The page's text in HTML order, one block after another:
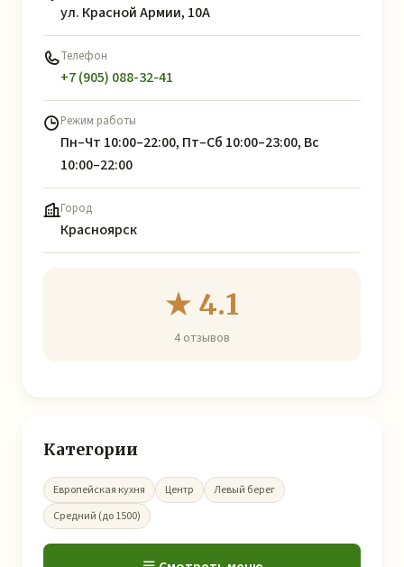
ул. Красной Армии, 10А
Телефон
+7 (905) 088-32-41
Режим работы
Пн–Чт 10:00–22:00, Пт–Сб 10:00–23:00, Вс
10:00–22:00
Город
Красноярск
★ 4.1
4 отзывов
Категории
Европейская кухня Центр
Левый берег
Средний (до 1500)